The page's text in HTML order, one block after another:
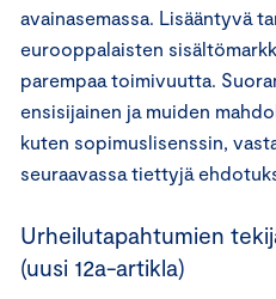
avainasemassa. Lisääntyvä
eurooppalaisten
parempaa toimivuutta.
ensisijainen ja muiden
kuten sopimuslisenssin,
seuraavassa tiettyjä
Urheilutapahtumien
(uusi 12a-artikla)